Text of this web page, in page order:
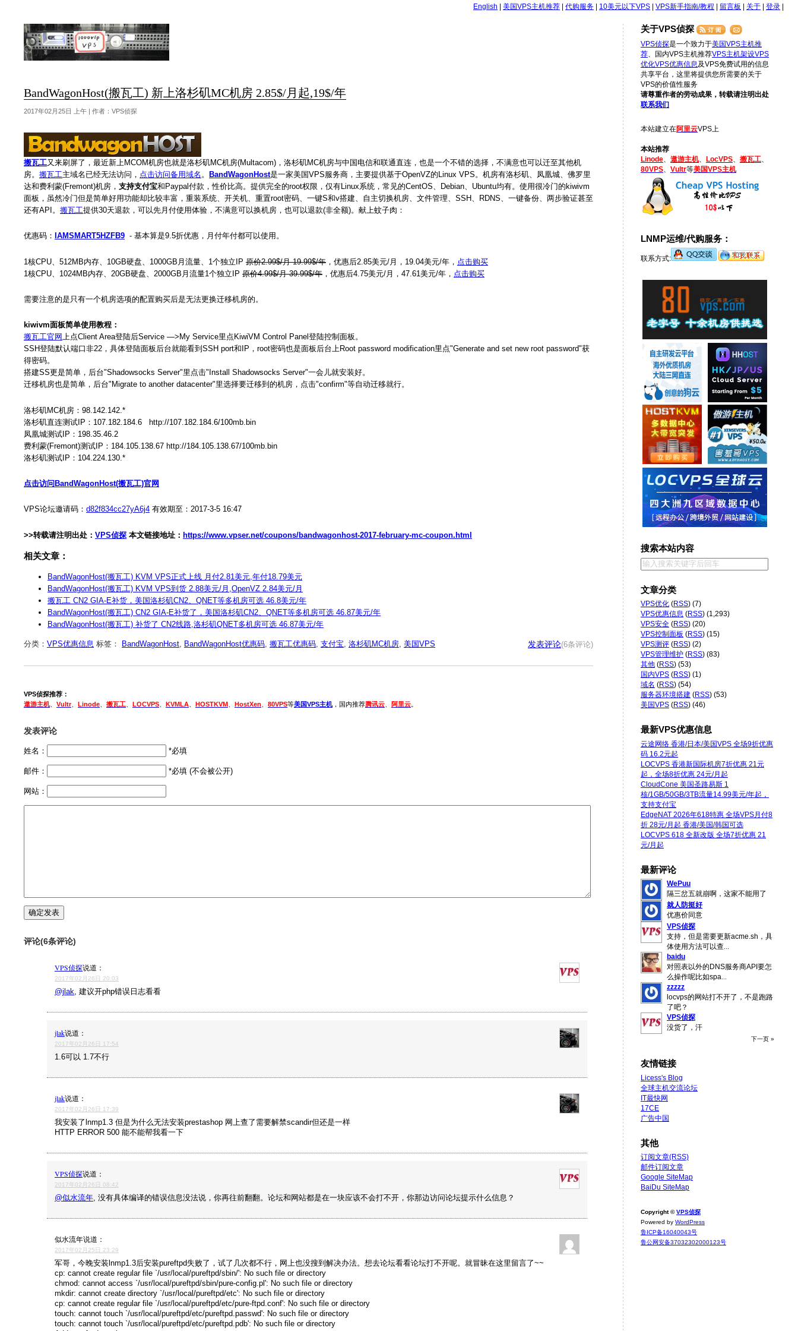
English 美国VPS主机推荐 代购服务 10美元以下VPS VPS新手指南/教程 留言板 关于 登录
BandWagonHost(搬瓦工) 新上洛杉矶MC机房 2.85$/月起,19$/年
2017年02月25日 上午 | 作者：VPS侦探
搬瓦工又来刷屏了，最近新上MCOM机房也就是洛杉矶MC机房(Multacom)，洛杉矶MC机房与中国电信和联通直连，也是一个不错的选择，不满意也可以迁至其他机
房。 搬瓦工主域名已经无法访问， 点击访问备用域名 。 BandWagonHost是一家美国VPS服务商，主要提供基于OpenVZ的Linux VPS。机房有洛杉矶、凤凰城、佛罗里
达和费利蒙(Fremont)机房， 支持支付宝和Paypal付款，性价比高。提供完全的root权限，仅有Linux系统，常见的CentOS、Debian、Ubuntu均有。使用很冷门的kiwivm
面板，虽然冷门但是简单好用功能却比较丰富，重装系统、开关机、重置root密码、一键S和v搭建、自主切换机房、文件管理、SSH、RDNS、一键备份、两步验证甚至
还有API。 搬瓦工提供30天退款，可以先月付使用体验，不满意可以换机房，也可以退款(非全额)。献上蚊子肉：
优惠码： IAMSMART5HZFB9 - 基本算是9.5折优惠，月付年付都可以使用。
1核CPU、512MB内存、10GB硬盘、1000GB月流量、1个独立IP 原价2.99$/月 19.99$/年 ，优惠后2.85美元/月，19.04美元/年， 点击购买
1核CPU、1024MB内存、20GB硬盘、2000GB月流量1个独立IP 原价4.99$/月 39.99$/年 ，优惠后4.75美元/月，47.61美元/年， 点击购买
需要注意的是只有一个机房选项的配置购买后是无法更换迁移机房的。
kiwivm面板简单使用教程：
搬瓦工官网上点Client Area登陆后Service —>My Service里点KiwiVM Control Panel登陆控制面板。
SSH登陆默认端口非22，具体登陆面板后台就能看到SSH port和IP，root密码也是面板后台上Root password modification里点"Generate and set new root password"获
得密码。
搭建SS更是简单，后台"Shadowsocks Server"里点击"Install Shadowsocks Server"一会儿就安装好。
迁移机房也是简单，后台"Migrate to another datacenter"里选择要迁移到的机房，点击"confirm"等自动迁移就行。
洛杉矶MC机房：98.142.142.*
洛杉矶直连测试IP：107.182.184.6 http://107.182.184.6/100mb.bin
凤凰城测试IP：198.35.46.2
费利蒙(Fremont)测试IP：184.105.138.67 http://184.105.138.67/100mb.bin
洛杉矶测试IP：104.224.130.*
点击访问BandWagonHost(搬瓦工)官网
VPS论坛邀请码： d82f834cc27yA6j4 有效期至：2017-3-5 16:47
>>转载请注明出处： VPS侦探 本文链接地址： https://www.vpser.net/coupons/bandwagonhost-2017-february-mc-coupon.html
相关文章：
BandWagonHost(搬瓦工) KVM VPS正式上线 月付2.81美元,年付18.79美元
BandWagonHost(搬瓦工) KVM VPS到货 2.88美元/月,OpenVZ 2.84美元/月
搬瓦工 CN2 GIA-E补货，美国洛杉矶CN2、QNET等多机房可选 46.8美元/年
BandWagonHost(搬瓦工) CN2 GIA-E补货了，美国洛杉矶CN2、QNET等多机房可选 46.87美元/年
BandWagonHost(搬瓦工) 补货了 CN2线路,洛杉矶QNET多机房可选 46.87美元/年
发表评论(6条评论)
分类： VPS优惠信息 标签： BandWagonHost, BandWagonHost优惠码, 搬瓦工优惠码, 支付宝, 洛杉矶MC机房, 美国VPS
VPS侦探推荐：
遨游主机
Vultr、 Linode 搬瓦工 LOCVPS KVMLA HOSTKVM HostXen 80VPS等美国VPS主机 ，国内推荐腾讯云 阿里云。
发表评论
姓名： *必填
邮件： *必填 (不会被公开)
网站：
评论(6条评论)
VPS侦探说道：
2017年02月26日 20:03
@jlak, 建议开php错误日志看看
jlak说道：
2017年02月26日 17:54
1.6可以 1.7不行
jlak说道：
2017年02月26日 17:39
我安装了lnmp1.3 但是为什么无法安装prestashop 网上查了需要解禁scandir但还是一样
HTTP ERROR 500 能不能帮我看一下
VPS侦探说道：
2017年02月26日 08:42
@似水流年, 没有具体编译的错误信息没法说，你再往前翻翻。论坛和网站都是在一块应该不会打不开，你那边访问论坛提示什么信息？
似水流年说道：
2017年02月25日 23:29
军哥，今晚安装lnmp1.3后安装pureftpd失败了，试了几次都不行，网上也没搜到解决办法。想去论坛看看论坛打不开呢。就冒昧在这里留言了~~
cp: cannot create regular file `/usr/local/pureftpd/sbin/': No such file or directory
chmod: cannot access `/usr/local/pureftpd/sbin/pure-config.pl': No such file or directory
mkdir: cannot create directory `/usr/local/pureftpd/etc': No such file or directory
cp: cannot create regular file `/usr/local/pureftpd/etc/pure-ftpd.conf': No such file or directory
touch: cannot touch `/usr/local/pureftpd/etc/pureftpd.passwd': No such file or directory
touch: cannot touch `/usr/local/pureftpd/etc/pureftpd.pdb': No such file or directory
关于VPS侦探
VPS侦探是一个致力于美国VPS主机推
荐 、国内VPS主机推荐VPS主机架设VPS
优化VPS优惠信息 及VPS免费试用的信息
共享平台，这里将提供您所需要的关于
VPS的价值性服务
请尊重作者的劳动成果，转载请注明出处
联系我们
本站建立在阿里云VPS上
本站推荐
Linode
遨游主机、 LocVPS 搬瓦工
80VPS
Vultr等美国VPS主机
LNMP运维/代购服务：
联系方式:
搜索本站内容
文章分类
VPS优化 (RSS) (7)
VPS优惠信息 (RSS) (1,293)
VPS安全 (RSS) (20)
VPS控制面板 (RSS) (15)
VPS测评 (RSS) (2)
VPS管理维护 (RSS) (83)
其他 (RSS) (53)
国内VPS (RSS) (1)
域名 (RSS) (54)
服务器环境搭建 (RSS) (53)
美国VPS (RSS) (46)
最新VPS优惠信息
云途网络 香港/日本/美国VPS 全场9折优惠
码 16.2元起
LOCVPS 香港新国际机房7折优惠 21元
起，全场8折优惠 24元/月起
CloudCone 美国圣路易斯 1
核/1GB/50GB/3TB流量14.99美元/年起，
支持支付宝
EdgeNAT 2026年618特惠 全场VPS月付8
折 28元/月起 香港/美国/韩国可选
LOCVPS 618 全新改版 全场7折优惠 21
元/月起
最新评论
WePuu
隔三岔五就崩啊，这家不能用了
就人防挺好
优惠价同意
VPS侦探
支持，但是需要更新acme.sh，具
体使用方法可以查
baidu
对照表以外的DNS服务商API要怎
么操作呢比如spa
zzzzz
locvps的网站打不开了，不是跑路
了吧？
VPS侦探
没货了，汗
下一页 »
友情链接
Licess's Blog
全球主机交流论坛
IT最快网
17CE
广告中国
其他
订阅文章(RSS)
邮件订阅文章
Google SiteMap
BaiDu SiteMap
Copyright ©VPS侦探
Powered by WordPress
鲁ICP备16040043号
鲁公网安备37032302000123号